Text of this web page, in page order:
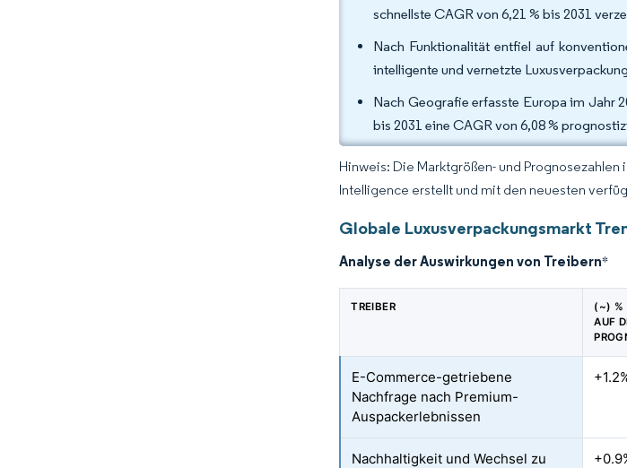
schnellste CAGR von 6,21 % bis 2031
Nach Funktionalität entfiel auf
intelligente und vernetzte
Nach Geografie erfasste Europa im Jahr
bis 2031 eine CAGR von 6,08 %
Hinweis: Die Marktgrößen- und
Intelligence erstellt und mit den neuesten
Globale Luxusverpackungsmarkt
Analyse der Auswirkungen von Treibern*
TREIBER
(~) %
AUF
E-Commerce-getriebene
Nachfrage nach Premium-
Auspackerlebnissen
Nachhaltigkeit und Wechsel zu